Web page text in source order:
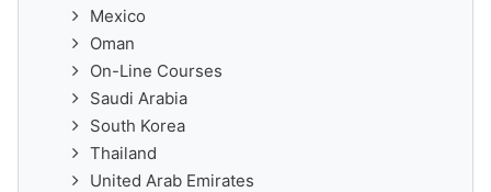
Mexico
Oman
On-Line Courses
Saudi Arabia
South Korea
Thailand
United Arab Emirates